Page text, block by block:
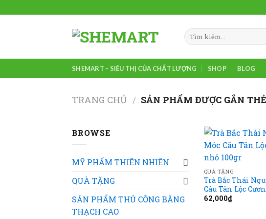
to
Tìm
kiếm:
SHEMART – SIÊU THỊ CỦA CHẤT LƯỢNG SHOP BLOG
TRANG CHỦ / SẢN PHẨM ĐƯỢC GẮN
BROWSE
MỸ PHẨM THIÊN NHIÊN
QUÀ TẶNG
SẢN PHẨM THỦ CÔNG BẰNG
THẠCH CAO
QUÀ TẶNG
Trà Bắc Thái
Câu Tân Lộc
62,000₫